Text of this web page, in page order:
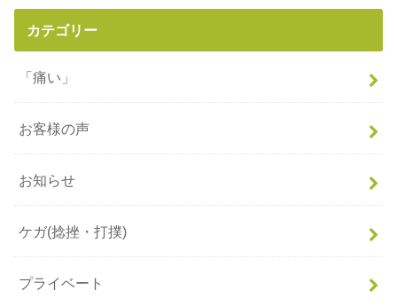
カテゴリー
「痛い」
お客様の声
お知らせ
ケガ(捻挫・打撲)
プライベート